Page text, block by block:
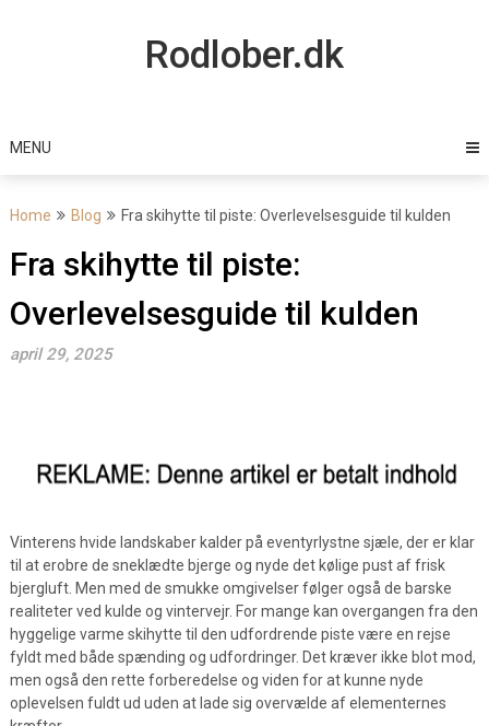
Rodlober.dk
MENU
Home Blog Fra skihytte til piste: Overlevelsesguide til kulden
Fra skihytte til piste:
Overlevelsesguide til kulden
april 29, 2025
Vinterens hvide landskaber kalder på eventyrlystne sjæle, der er klar
til at erobre de sneklædte bjerge og nyde det kølige pust af frisk
bjergluft. Men med de smukke omgivelser følger også de barske
realiteter ved kulde og vintervejr. For mange kan overgangen fra den
hyggelige varme skihytte til den udfordrende piste være en rejse
fyldt med både spænding og udfordringer. Det kræver ikke blot mod,
men også den rette forberedelse og viden for at kunne nyde
oplevelsen fuldt ud uden at lade sig overvælde af elementernes